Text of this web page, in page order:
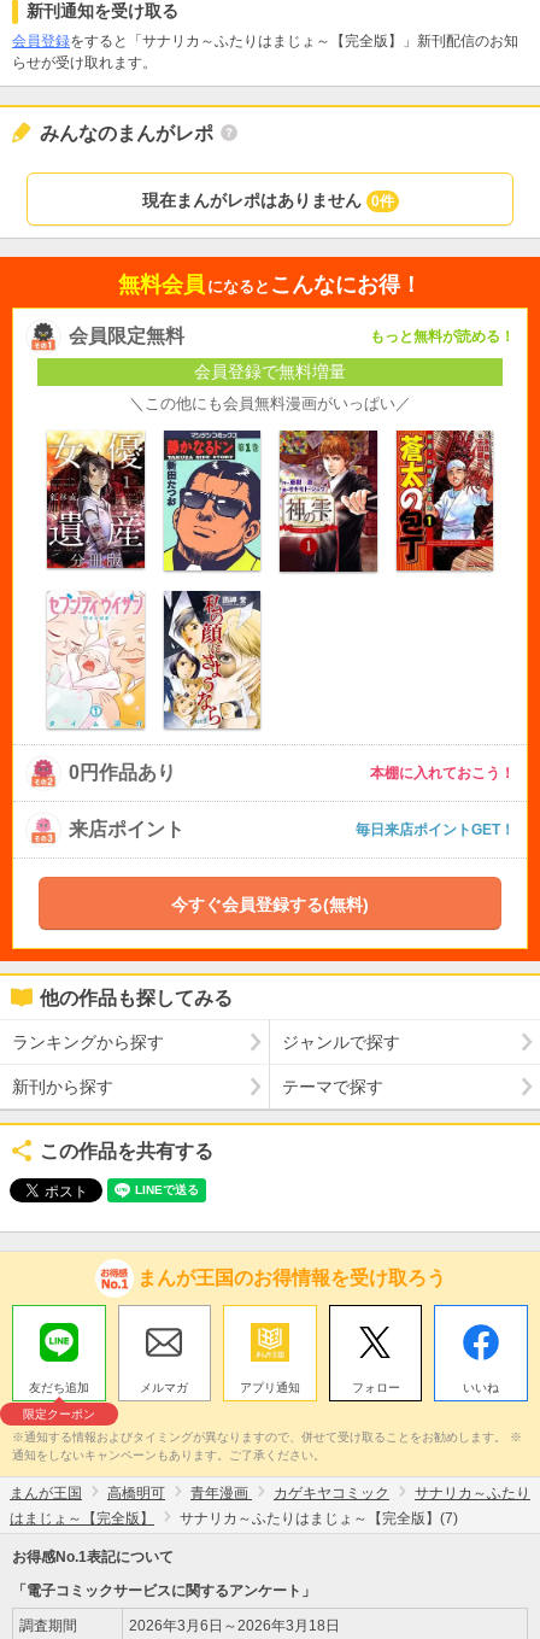
新刊通知を受け取る
会員登録をすると「サナリカ～ふたりはまじょ～【完全版】」新刊配信のお知
らせが受け取れます。
みんなのまんがレポ
現在まんがレポはありません 0件
無料会員 になると こんなにお得！
会員限定無料 もっと無料が読める！
会員登録で無料増量
＼この他にも会員無料漫画がいっぱい／
0円作品あり 本棚に入れておこう！
来店ポイント 毎日来店ポイントGET！
今すぐ会員登録する(無料)
他の作品も探してみる
ランキングから探す ジャンルで探す
新刊から探す テーマで探す
この作品を共有する
まんが王国のお得情報を受け取ろう
友だち追加
限定クーポン
メルマガ アプリ通知 フォロー いいね
※通知する情報およびタイミングが異なりますので、併せて受け取ることをお勧めします。 ※
通知をしないキャンペーンもあります。ご了承ください。
まんが王国 高橋明可 青年漫画 カゲキヤコミック
サナリカ～ふたり
はまじょ～【完全版】
サナリカ～ふたりはまじょ～【完全版】(7)
お得感No.1表記について
「電子コミックサービスに関するアンケート」
調査期間 2026年3月6日～2026年3月18日